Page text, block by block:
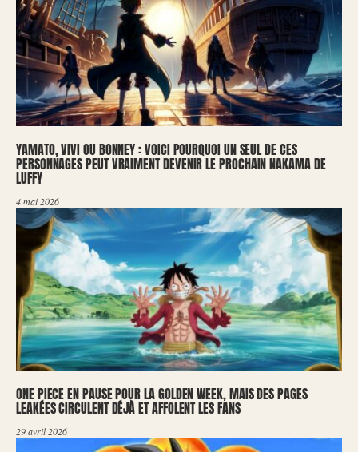
YAMATO, VIVI OU BONNEY : VOICI POURQUOI UN SEUL DE CES
PERSONNAGES PEUT VRAIMENT DEVENIR LE PROCHAIN NAKAMA DE
LUFFY
4 mai 2026
ONE PIECE EN PAUSE POUR LA GOLDEN WEEK, MAIS DES PAGES
LEAKÉES CIRCULENT DÉJÀ ET AFFOLENT LES FANS
29 avril 2026